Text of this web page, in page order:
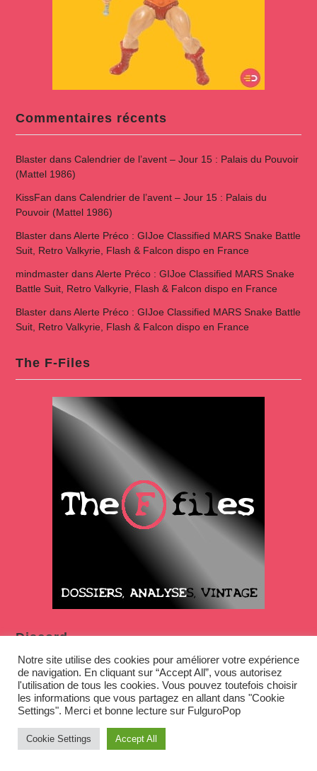
Commentaires récents
Blasterdans Calendrier de l’avent – Jour 15 : Palais du Pouvoir
(Mattel 1986)
KissFan dans Calendrier de l’avent – Jour 15 : Palais du
Pouvoir (Mattel 1986)
BlasterdansAlerte Préco : GIJoe Classified MARS Snake Battle
Suit, Retro Valkyrie, Flash & Falcon dispo en France
mindmasterdansAlerte Préco : GIJoe Classified MARS Snake
Battle Suit, Retro Valkyrie, Flash & Falcon dispo en France
BlasterdansAlerte Préco : GIJoe Classified MARS Snake Battle
Suit, Retro Valkyrie, Flash & Falcon dispo en France
The F-Files
Discord
Notre site utilise des cookies pour améliorer votre expérience
de navigation. En cliquant sur “Accept All”, vous autorisez
l'utilisation de tous les cookies. Vous pouvez toutefois choisir
les informations que vous partagez en allant dans "Cookie
Settings". Merci et bonne lecture sur FulguroPop
Cookie Settings Accept All